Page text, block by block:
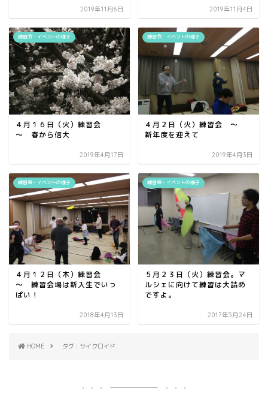
2019年11月6日 2019年11月4日
練習会・イベントの様子
４月１６日（火）練習会
～ 春から信大
2019年4月17日
練習会・イベントの様子
４月２日（火）練習会 ～
新年度を迎えて
2019年4月3日
練習会・イベントの様子
４月１２日（木）練習会
～ 練習会場は新入生でいっ
ぱい！
2018年4月13日
練習会・イベントの様子
５月２３日（火）練習会。マ
ルシェに向けて練習は大詰め
ですよ。
2017年5月24日
HOME タグ : サイクロイド